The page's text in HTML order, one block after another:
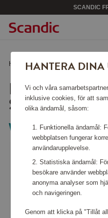
SCANDIC
Hem /Hemelektronik /
INNOVAC
SD
Wilfa
HANTERA DINA
Vi och våra
inklusive cookies, för att
olika ändamål, såsom:
Funktionella ändamål:
webbplatsen fungerar
användarupplevelse.
Statistiska ändamål:
besökare använder
anonyma analyser som
och navigeringen.
Genom att klicka på "Tillåt